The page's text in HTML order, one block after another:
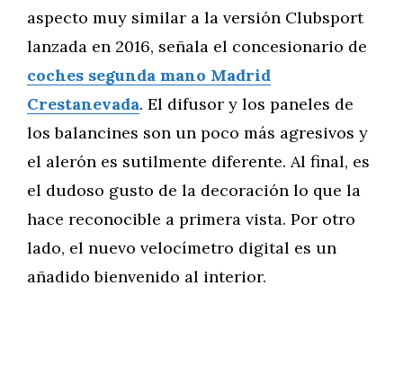
aspecto muy similar a la versión Clubsport
lanzada en 2016, señala el concesionario de
coches segunda mano Madrid
Crestanevada. El difusor y los paneles de
los balancines son un poco más agresivos y
el alerón es sutilmente diferente. Al final, es
el dudoso gusto de la decoración lo que la
hace reconocible a primera vista. Por otro
lado, el nuevo velocímetro digital es un
añadido bienvenido al interior.